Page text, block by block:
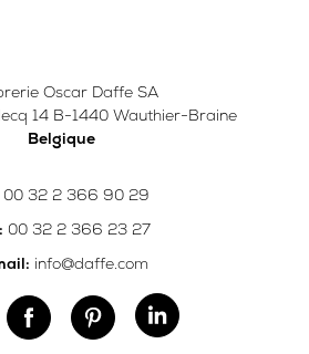
Oscar Daffe SA
14 B-1440 Wauthier-Braine
Belgique
00 32 2 366 90 29
00 32 2 366 23 27
info@daffe.com